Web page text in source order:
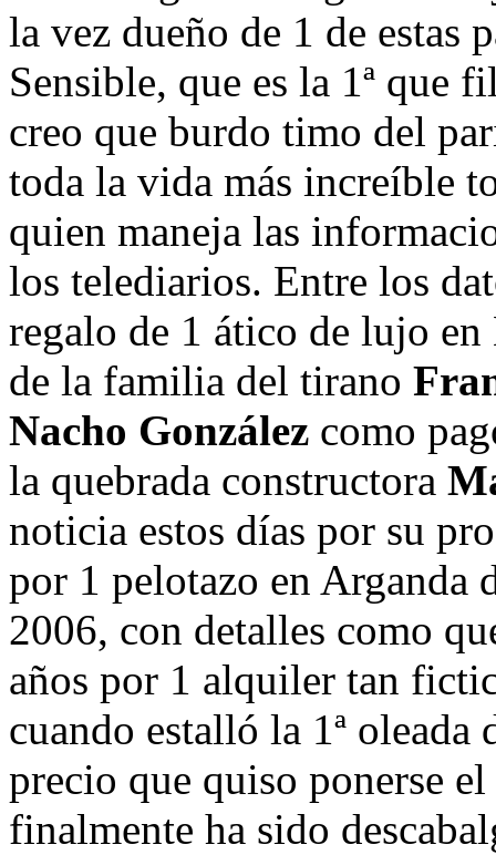
la vez dueño de 1 de estas
Sensible, que es la 1ª que
creo que burdo timo del
toda la vida más increíble
quien maneja las
los telediarios. Entre los
regalo de 1 ático de lujo
de la familia del tirano
Nacho González como
la quebrada constructora
noticia estos días por su
por 1 pelotazo en Arganda
2006, con detalles como
años por 1 alquiler tan
cuando estalló la 1ª oleada
precio que quiso ponerse
finalmente ha sido